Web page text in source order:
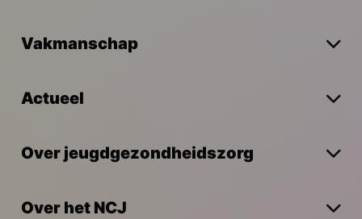
Vakmanschap
Actueel
Over jeugdgezondheidszorg
Over het NCJ